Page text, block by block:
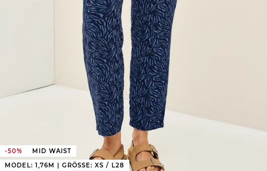
-50%
MID WAIST
MODEL: 1,76M | GRÖSSE: XS / L28